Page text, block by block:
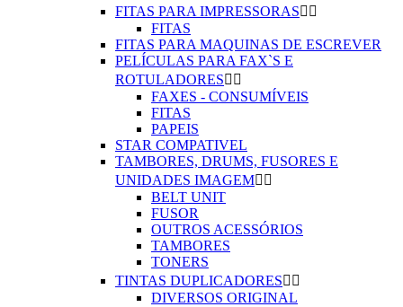
FITAS PARA IMPRESSORAS 
FITAS
FITAS PARA MAQUINAS DE ESCREVER
PELÍCULAS PARA FAX`S E
ROTULADORES 
FAXES - CONSUMÍVEIS
FITAS
PAPEIS
STAR COMPATIVEL
TAMBORES, DRUMS, FUSORES E
UNIDADES IMAGEM 
BELT UNIT
FUSOR
OUTROS ACESSÓRIOS
TAMBORES
TONERS
TINTAS DUPLICADORES 
DIVERSOS ORIGINAL